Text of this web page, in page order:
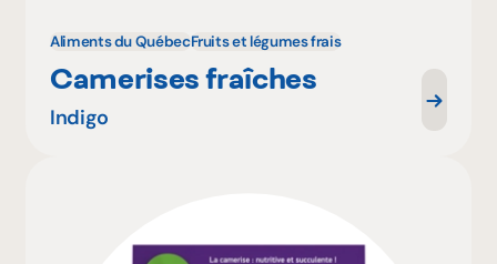
Aliments du QuébecFruits et légumes frais
Camerises fraîches
Indigo